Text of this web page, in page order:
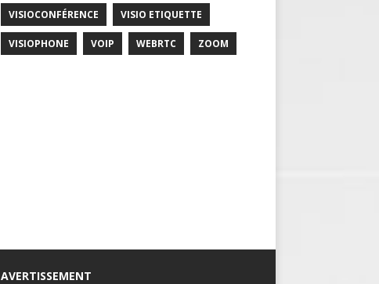
VISIOCONFÉRENCE VISIO ETIQUETTE
VISIOPHONE VOIP WEBRTC ZOOM
AVERTISSEMENT